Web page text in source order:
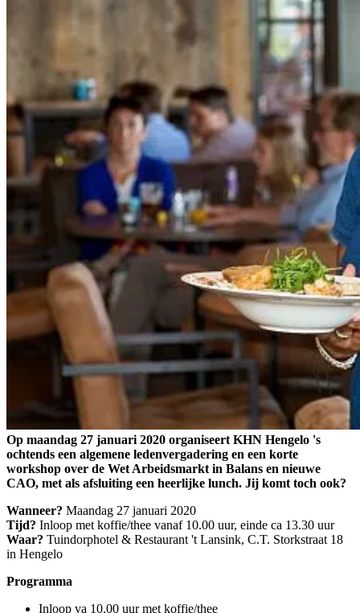
Op maandag 27 januari 2020 organiseert KHN Hengelo 's
ochtends een algemene ledenvergadering en een korte
workshop over de Wet Arbeidsmarkt in Balans en nieuwe
CAO, met als afsluiting een heerlijke lunch. Jij komt toch ook?
Wanneer? Maandag 27 januari 2020
Tijd? Inloop met koffie/thee vanaf 10.00 uur, einde ca 13.30 uur
Waar? Tuindorphotel & Restaurant 't Lansink, C.T. Storkstraat 18
in Hengelo
Programma
Inloop va 10.00 uur met koffie/thee